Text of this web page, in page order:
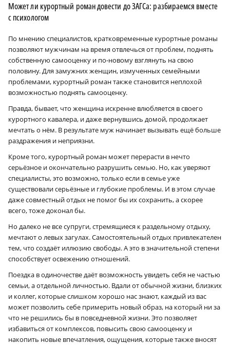
Может ли курортный роман довести до ЗАГСа: разбираемся вместе
с психологом
По мнению специалистов, кратковременные курортные романы
позволяют мужчинам на время отвлечься от проблем, поднять
собственную самооценку и по-новому взглянуть на свою
половину. Для замужних женщин, измученных семейными
проблемами, курортный роман также становится неплохой
возможностью поднять самооценку.
Правда, бывает, что женщина искренне влюбляется в своего
курортного кавалера, и даже вернувшись домой, продолжает
мечтать о нём. В результате муж начинает вызывать ещё больше
раздражения и неприязни.
Кроме того, курортный роман может перерасти в нечто
серьёзное и окончательно разрушить семью. Но, как уверяют
специалисты, это возможно, только если в семье уже
существовали серьёзные и глубокие проблемы. И в этом случае
даже совместный отдых не помог бы их сохранить, а скорее
всего, тоже доконал бы.
Но далеко не все супруги, стремящиеся к раздельному отдыху,
мечтают о левых загулах. Самостоятельный отдых привлекателен
тем, что создаёт иллюзию свободы. А это в значительной степени
способствует освежению отношений.
Поездка в одиночестве даёт возможность увидеть себя не частью
семьи, а отдельной личностью. Вдали от обычной жизни, близких
и коллег, которые слишком хорошо нас знают, каждый из вас
может позволить себе примерить новый образ, на который ни за
что не решились бы в повседневной жизни. Это позволяет
избавиться от комплексов, повысить свою самооценку и
накопить новые впечатления, ощущения, которые также вносят